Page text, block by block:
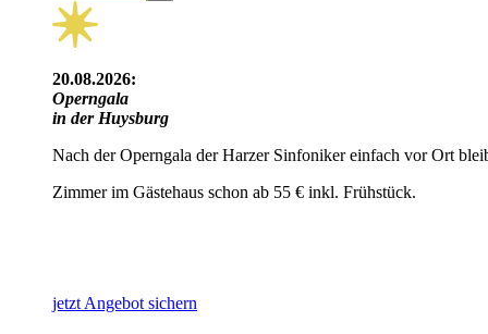
20.08.2026:
Operngala
in der Huysburg
Nach der Operngala der Harzer Sinfoniker einfach vor Ort
Zimmer im Gästehaus schon ab 55 € inkl. Frühstück.
jetzt Angebot sichern